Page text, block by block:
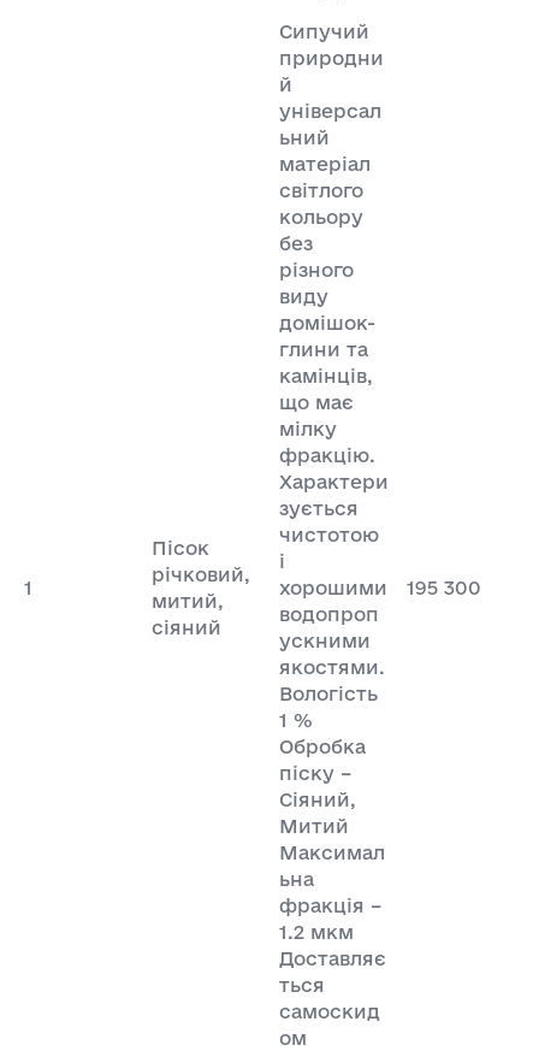
1
Пісок
річковий,
митий,
сіяний
Сипучий
природни
й
універсал
ьний
матеріал
світлого
кольору
без
різного
виду
домішок-
глини та
камінців,
що має
мілку
фракцію.
Характери
зується
чистотою
і
хорошими
водопроп
ускними
якостями.
Вологість
1 %
Обробка
піску –
Сіяний,
Митий
Максимал
ьна
фракція –
1.2 мкм
Доставляє
ться
самоскид
ом
195 300